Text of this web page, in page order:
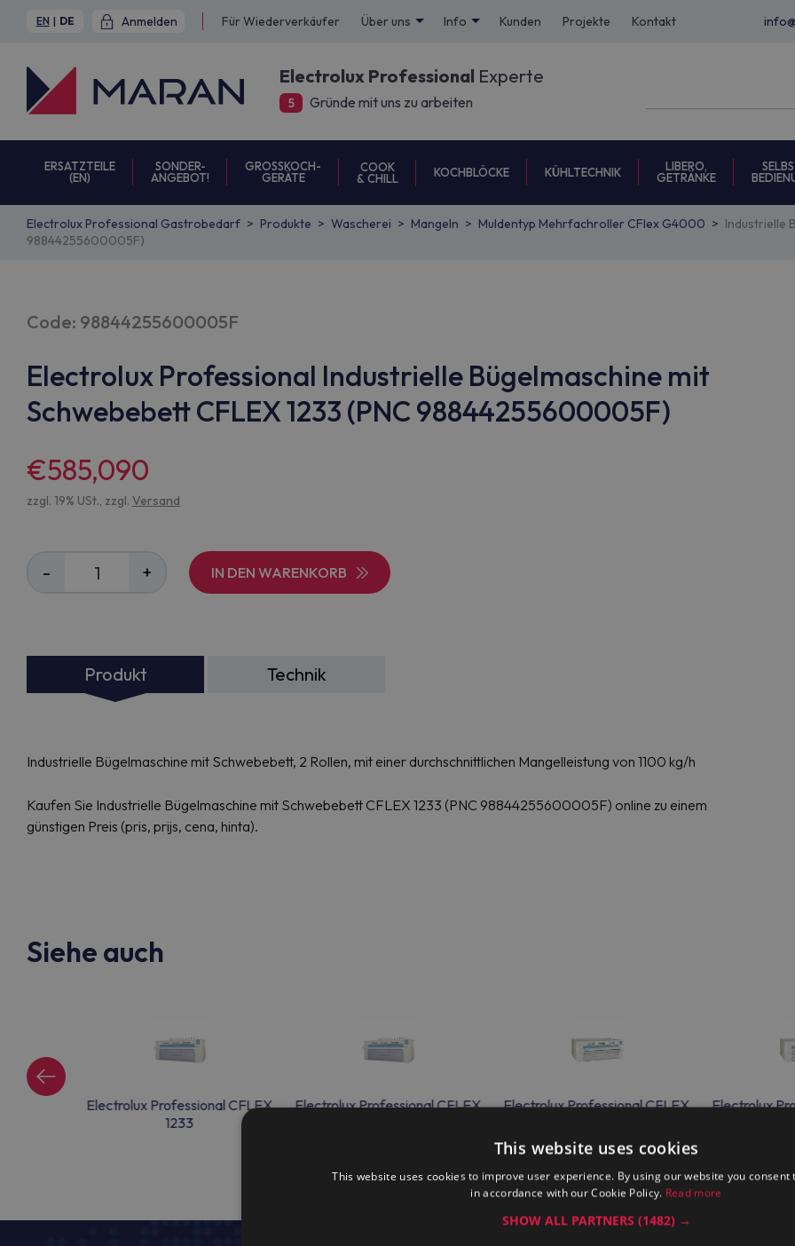
EN | DE Anmelden Für Wiederverkäufer Über uns Info Kunden Projekte Kontakt
Electrolux Professional Experte
5 Gründe mit uns zu arbeiten
ERSATZTEILE
(EN)
SONDER-
ANGEBOT!
GROSSKOCH-
GERÄTE
COOK
& CHILL
KOCHBLÖCKE KÜHLTECHNIK
LIBERO,
GETRÄNKE
Electrolux Professional Gastrobedarf Produkte Wascherei Mangeln Muldentyp Mehrfachroller CFlex G4000
Industrielle
98844255600005F)
Code: 98844255600005F
Electrolux Professional Industrielle Bügelmaschine mit
Schwebebett CFLEX 1233 (PNC 98844255600005F)
€585,090
zzgl. 19% USt., zzgl. Versand
- + IN DEN WARENKORB
Produkt Technik
Industrielle Bügelmaschine mit Schwebebett, 2 Rollen, mit einer durchschnittlichen Mangelleistung von 1100 kg/h
Kaufen Sie Industrielle Bügelmaschine mit Schwebebett CFLEX 1233 (PNC 98844255600005F) online zu einem
günstigen Preis (pris, prijs, cena, hinta).
Siehe auch
Electrolux Professional CFLEX
1233
Electrolux Professional CFLEX
Electrolux Professional CFLEX
Electrolux
This website uses cookies
This website uses cookies to improve user experience. By using our website you consent
in accordance with our Cookie Policy. Read more
SHOW ALL PARTNERS (1482) →